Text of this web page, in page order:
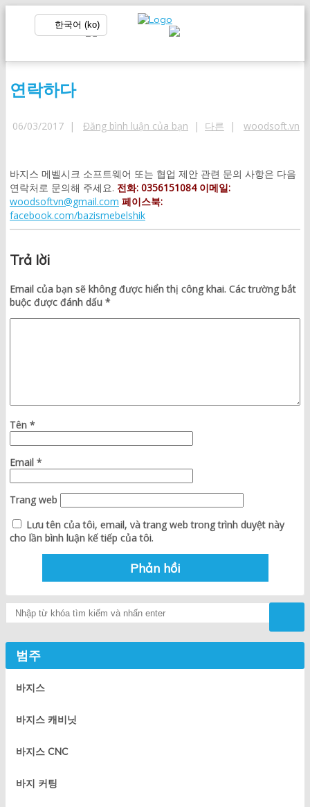
연락하다
06/03/2017 | Đăng bình luận của bạn | 다른 | woodsoft.vn
바지스 메벨시크 소프트웨어 또는 협업 제안 관련 문의 사항은 다음
연락처로 문의해 주세요. 전화: 0356151084 이메일:
woodsoftvn@gmail.com 페이스북:
facebook.com/bazismebelshik
Trả lời
Email của bạn sẽ không được hiển thị công khai. Các trường bắt
buộc được đánh dấu *
Tên *
Email *
Trang web
Lưu tên của tôi, email, và trang web trong trình duyệt này
cho lần bình luận kế tiếp của tôi.
Tìm kiếm
범주
바지스
바지스 캐비닛
바지스 CNC
바지 커팅
한국어 (ko)